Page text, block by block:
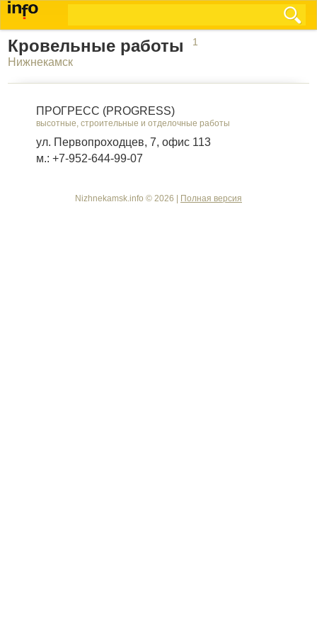
Кровельные работы 1
Нижнекамск
ПРОГРЕСС (PROGRESS)
высотные, строительные и отделочные работы
ул. Первопроходцев, 7, офис 113
м.: +7-952-644-99-07
Nizhnekamsk.info © 2026 | Полная версия